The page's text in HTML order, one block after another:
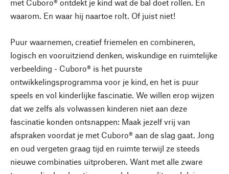
met Cuboro® ontdekt je kind wat de bal doet rollen. En
waarom. En waar hij naartoe rolt. Of juist niet!
Puur waarnemen, creatief friemelen en combineren,
logisch en vooruitziend denken, wiskundige en ruimtelijke
verbeelding - Cuboro® is het puurste
ontwikkelingsprogramma voor je kind, en het is puur
speels en vol kinderlijke fascinatie. We willen erop wijzen
dat we zelfs als volwassen kinderen niet aan deze
fascinatie konden ontsnappen: Maak jezelf vrij van
afspraken voordat je met Cuboro® aan de slag gaat. Jong
en oud vergeten graag tijd en ruimte terwijl ze steeds
nieuwe combinaties uitproberen. Want met alle zware